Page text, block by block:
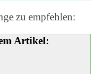
zu empfehlen:
Artikel: